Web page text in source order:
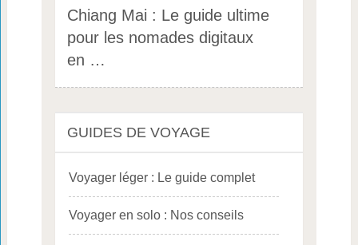
Chiang Mai : Le guide ultime
pour les nomades digitaux
en …
GUIDES DE VOYAGE
Voyager léger : Le guide complet
Voyager en solo : Nos conseils